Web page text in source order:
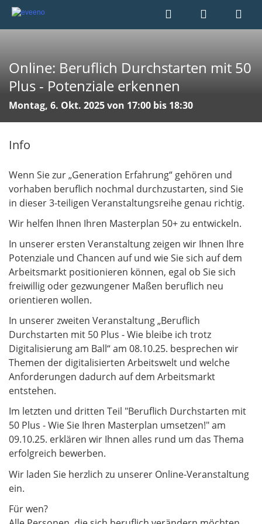
Online: Beruflich Durchstarten mit 50
Plus - Potenziale erkennen
Montag, 6. Okt. 2025 von 17:00 bis 18:30
Info
Wenn Sie zur „Generation Erfahrung“ gehören und
vorhaben beruflich nochmal durchzustarten, sind Sie
in dieser 3-teiligen Veranstaltungsreihe genau richtig.
Wir helfen Ihnen Ihren Masterplan 50+ zu entwickeln.
In unserer ersten Veranstaltung zeigen wir Ihnen Ihre
Potenziale und Chancen auf und wie Sie sich auf dem
Arbeitsmarkt positionieren können, egal ob Sie sich
freiwillig oder gezwungener Maßen beruflich neu
orientieren wollen.
In unserer zweiten Veranstaltung „Beruflich
Durchstarten mit 50 Plus - Wie bleibe ich trotz
Digitalisierung am Ball“ am 08.10.25. besprechen wir
Themen der digitalisierten Arbeitswelt und welche
Anforderungen dadurch auf dem Arbeitsmarkt
entstehen.
Im letzten und dritten Teil "Beruflich Durchstarten mit
50 Plus - Wie Sie Ihren Masterplan umsetzen!" am
09.10.25. erklären wir Ihnen alles rund um das Thema
erfolgreich bewerben.
Wir laden Sie herzlich zu unserer Online-Veranstaltung
ein.
Für wen?